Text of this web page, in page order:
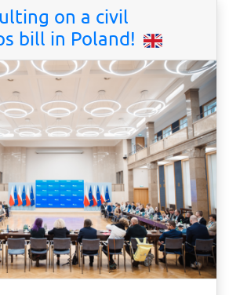
on a civil
bill in Poland!